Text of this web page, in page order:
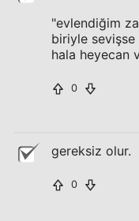
"evlendiğim
biriyle sevişse
hala heyecan
0
gereksiz olur.
0